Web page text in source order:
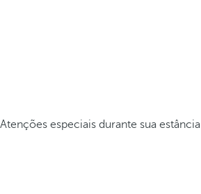
Atenções especiais durante sua estância